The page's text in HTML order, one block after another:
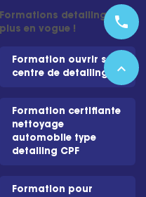
Formations detailing les
plus en vogue !
Formation ouvrir son
centre de detailing
Formation certifiante
nettoyage
automobile type
detailing CPF
Formation pour
phone
expand_less